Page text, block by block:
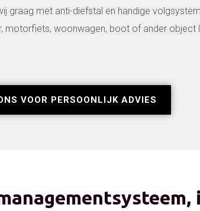
graag met anti-diefstal en handige
motorfiets, woonwagen, boot of ander object
VOOR PERSOONLIJK ADVIES